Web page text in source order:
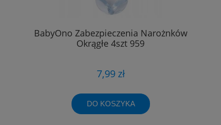
BabyOno Zabezpieczenia Narożnków
Okrągłe 4szt 959
7,99 zł
DO KOSZYKA